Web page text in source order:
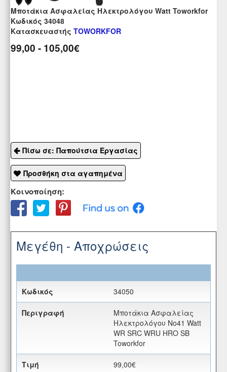
Μποτάκια Ασφαλείας Ηλεκτρολόγου Watt Toworkfor
Kωδικός 34048
Κατασκευαστής TOWORKFOR
99,00 - 105,00€
Πίσω σε: Παπούτσια Εργασίας
Προσθήκη στα αγαπημένα
Κοινοποίηση:
Μεγέθη - Αποχρώσεις
34050
Μποτάκια Ασφαλείας
Ηλεκτρολόγου Νο41 Watt
WR SRC WRU HRO SB
Toworkfor
99,00€